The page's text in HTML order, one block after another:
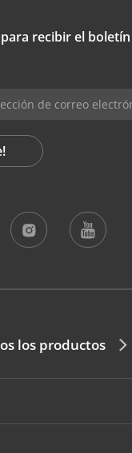
recibir el
los productos